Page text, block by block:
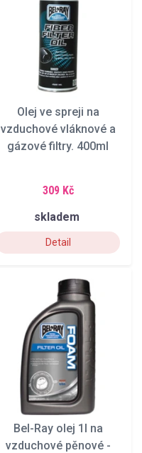
Olej ve spreji na
vzduchové vláknové a
gázové filtry. 400ml
309 Kč
skladem
Detail
Bel-Ray olej 1l na
vzduchové pěnové -